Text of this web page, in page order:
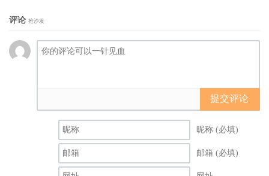
评论 抢沙发
提交评论
昵称 (必填)
邮箱 (必填)